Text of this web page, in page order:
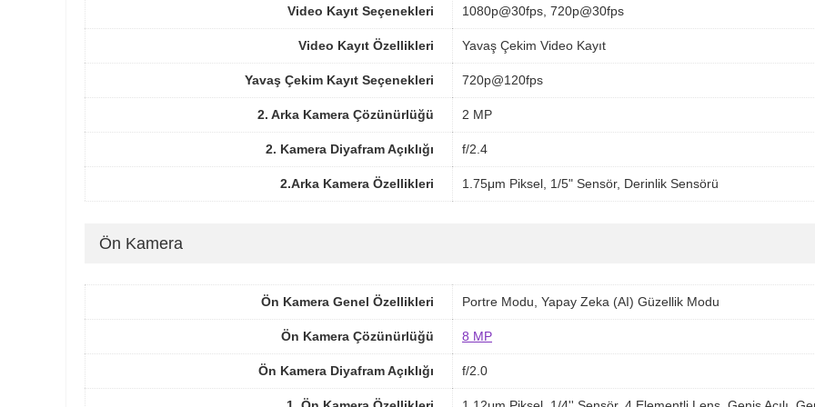
Video Kayıt Seçenekleri 1080p@30fps, 720p@30fps
Video Kayıt Özellikleri Yavaş Çekim Video Kayıt
Yavaş Çekim Kayıt Seçenekleri 720p@120fps
2. Arka Kamera Çözünürlüğü 2 MP
2. Kamera Diyafram Açıklığı f/2.4
2.Arka Kamera Özellikleri 1.75μm Piksel, 1/5" Sensör, Derinlik Sensörü
Ön Kamera
Ön Kamera Genel Özellikleri Portre Modu, Yapay Zeka (AI) Güzellik Modu
Ön Kamera Çözünürlüğü 8 MP
Ön Kamera Diyafram Açıklığı f/2.0